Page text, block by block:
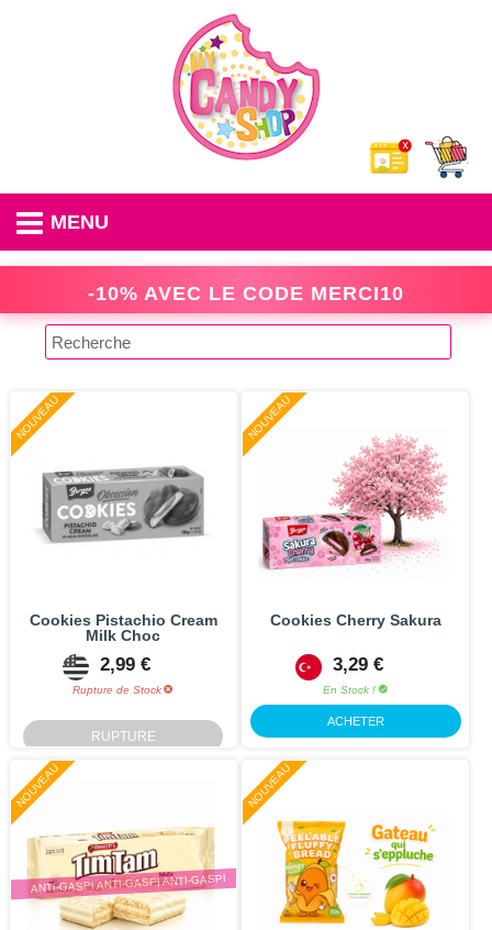
MENU
-10% AVEC LE CODE MERCI10
NOUVEAU
Cookies Pistachio Cream
Milk Choc
2,99 €
Rupture de Stock
RUPTURE
NOUVEAU
Cookies Cherry Sakura
3,29 €
En Stock !
ACHETER
NOUVEAU
ANTI-GASPI ANTI-GASPI ANTI-GASPI
NOUVEAU